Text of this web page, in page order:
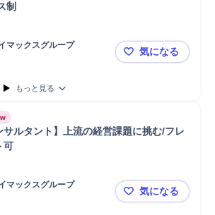
制
マックスグループ
【不動産戦
気になる
もっと見る
サルタント】上流の経営課題に挑む/フレ
可
マックスグループ
【不動産戦
気になる